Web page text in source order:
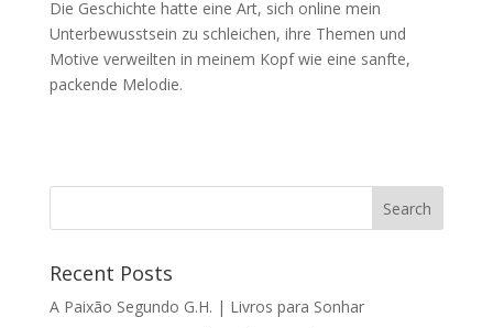
Die Geschichte hatte eine Art, sich online mein
Unterbewusstsein zu schleichen, ihre Themen und
Motive verweilten in meinem Kopf wie eine sanfte,
packende Melodie.
Recent Posts
A Paixão Segundo G.H. | Livros para Sonhar